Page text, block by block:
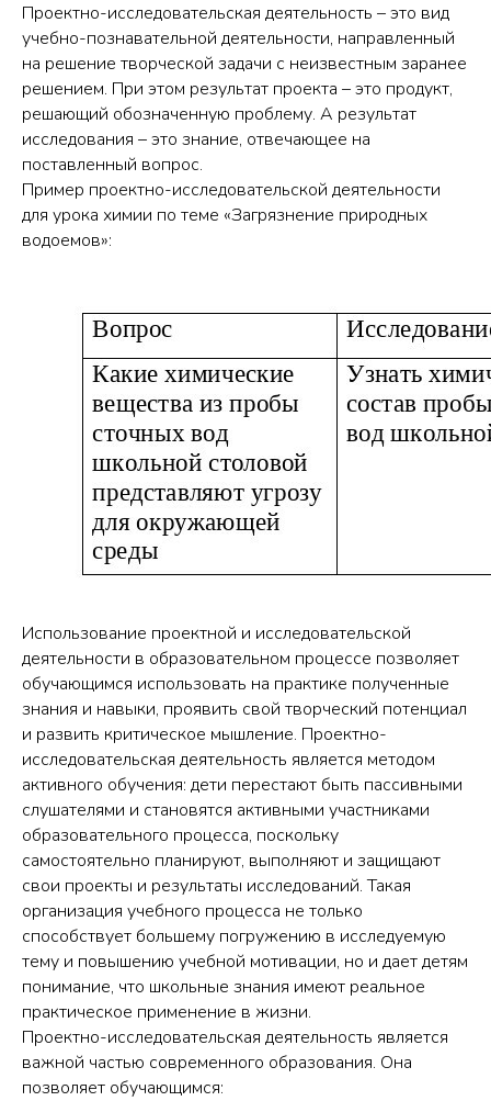
Проектно-исследовательская деятельность – это вид
учебно-познавательной деятельности, направленный
на решение творческой задачи с неизвестным заранее
решением. При этом результат проекта – это продукт,
решающий обозначенную проблему. А результат
исследования – это знание, отвечающее на
поставленный вопрос.
Пример проектно-исследовательской деятельности
для урока химии по теме «Загрязнение природных
водоемов»:
Использование проектной и исследовательской
деятельности в образовательном процессе позволяет
обучающимся использовать на практике полученные
знания и навыки, проявить свой творческий потенциал
и развить критическое мышление. Проектно-
исследовательская деятельность является методом
активного обучения: дети перестают быть пассивными
слушателями и становятся активными участниками
образовательного процесса, поскольку
самостоятельно планируют, выполняют и защищают
свои проекты и результаты исследований. Такая
организация учебного процесса не только
способствует большему погружению в исследуемую
тему и повышению учебной мотивации, но и дает детям
понимание, что школьные знания имеют реальное
практическое применение в жизни.
Проектно-исследовательская деятельность является
важной частью современного образования. Она
позволяет обучающимся: